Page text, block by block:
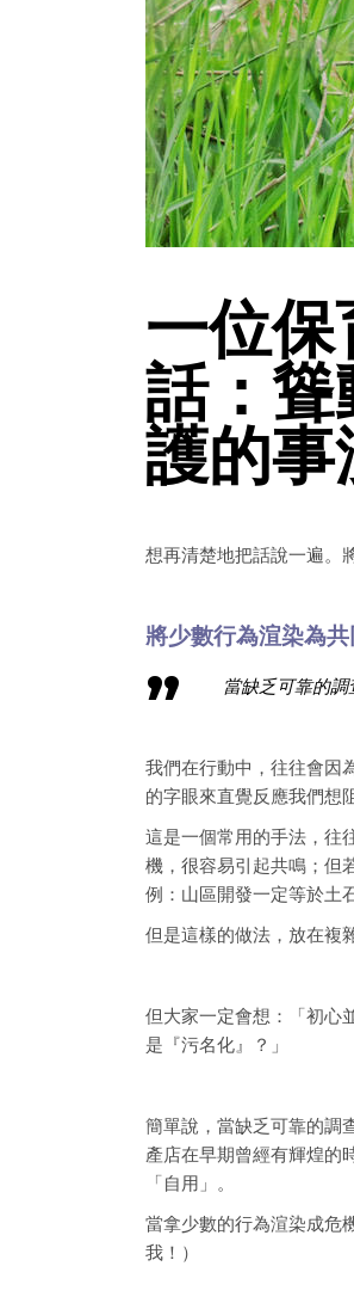
一位
話：聳
護的事
想再清楚地把話說一遍。
將少數行為渲染為
當缺乏可靠的
我們在行動中，往往會因
的字眼來直覺反應我們想
這是一個常用的手法，往
機，很容易引起共鳴；但
例：山區開發一定等於土
但是這樣的做法，放在複
但大家一定會想：「初心
是『污名化』？」
簡單說，當缺乏可靠的調
產店在早期曾經有輝煌的
「自用」。
當拿少數的行為渲染成危
我！）